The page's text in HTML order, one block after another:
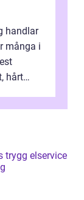
handlar
många i
hårt